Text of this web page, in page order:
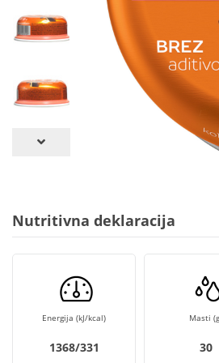
Nutritivna deklaracija
Energija (kJ/kcal)
1368/331
Masti
30